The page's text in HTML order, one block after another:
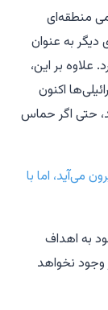
منطقه‌ای
به عنوان
بر این،
اکنون
حتی اگر حماس
می‌آید، اما با
به اهداف
نخواهد